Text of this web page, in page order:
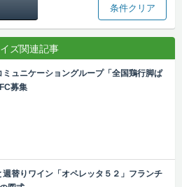
条件クリア
ズ関連記事
ミュニケーショングループ「全国鶏行脚ぱ
募集
週替りワイン「オペレッタ５２」フランチ